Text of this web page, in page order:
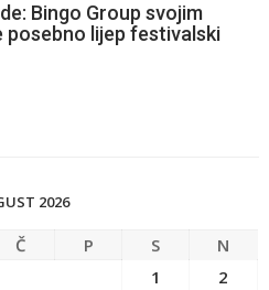
Bingo Group svojim
posebno lijep festivalski
2026
Č P S
N
1
2